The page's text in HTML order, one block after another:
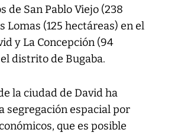
de San Pablo Viejo (238
Lomas (125 hectáreas) en el
y La Concepción (94
distrito de Bugaba.
la ciudad de David ha
segregación espacial por
que es posible